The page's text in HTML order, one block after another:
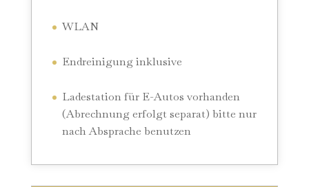
WLAN
Endreinigung inklusive
Ladestation für E-Autos vorhanden
(Abrechnung erfolgt separat) bitte nur
nach Absprache benutzen